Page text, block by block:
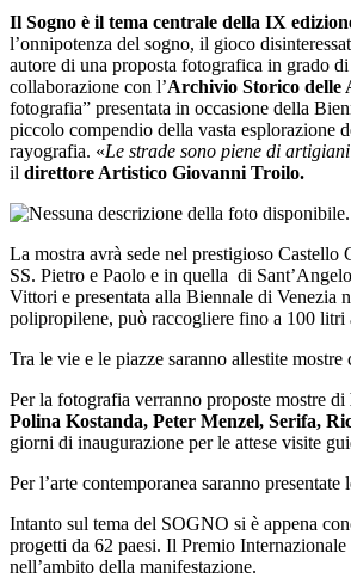
Il Sogno è il tema centrale della IX
l’onnipotenza del sogno, il gioco
autore di una proposta fotografica in grado
collaborazione con l’Archivio Storico delle
fotografia” presentata in occasione della
piccolo compendio della vasta esplorazione
rayografia. «Le strade sono piene di
il direttore Artistico Giovanni Troilo.
La mostra avrà sede nel prestigioso
SS. Pietro e Paolo e in quella di
Vittori e presentata alla Biennale di Venezia
polipropilene, può raccogliere fino a 100 litri
Tra le vie e le piazze saranno allestite
Per la fotografia verranno proposte mostre di
Polina Kostanda, Peter Menzel, Serifa,
giorni di inaugurazione per le attese visite
Per l’arte contemporanea saranno
Intanto sul tema del SOGNO si è appena
progetti da 62 paesi. Il Premio
nell’ambito della manifestazione.